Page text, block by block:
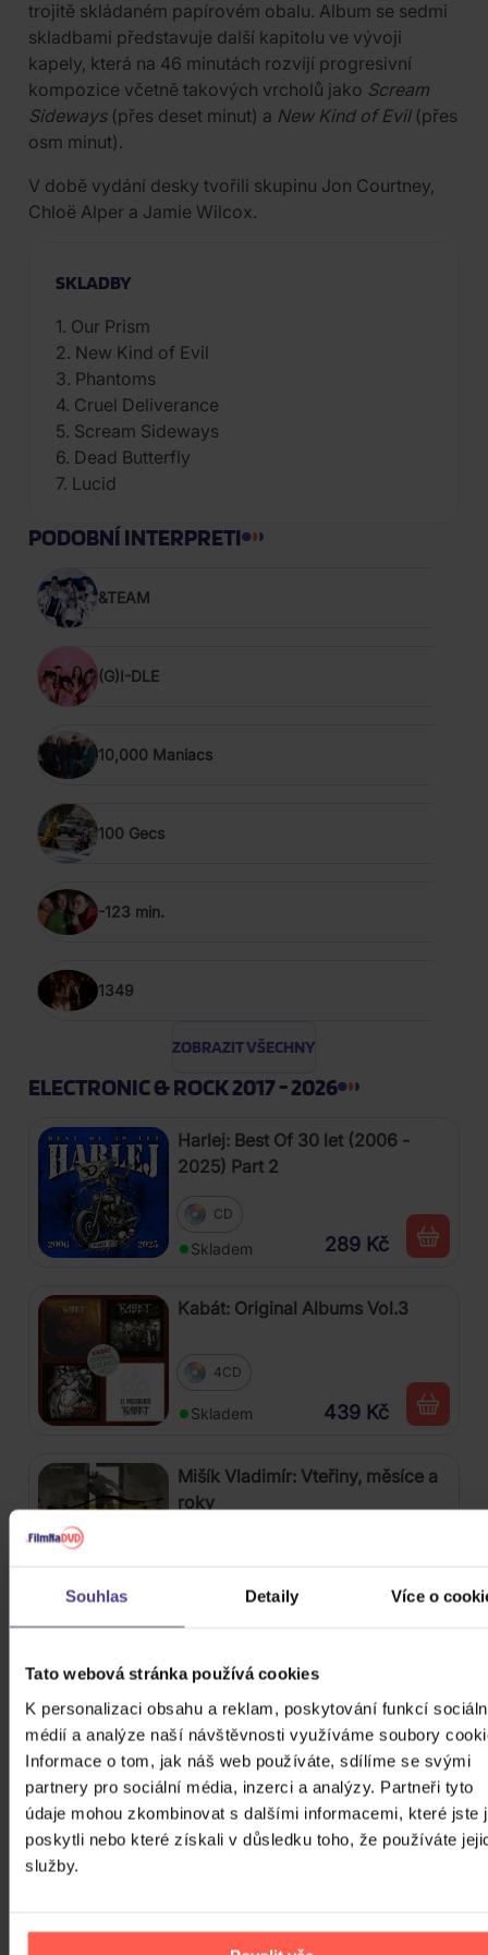
Souhlas Detaily Více o
Tato webová stránka používá cookies
K personalizaci obsahu a reklam, poskytování funkcí
médií a analýze naší návštěvnosti využíváme soubory
Informace o tom, jak náš web používáte, sdílíme se svými
partnery pro sociální média, inzerci a analýzy. Partneři tyto
údaje mohou zkombinovat s dalšími informacemi, které jste
poskytli nebo které získali v důsledku toho, že používáte
služby.
trojitě skládaném papírovém obalu. Album se sedmi
skladbami představuje další kapitolu ve vývoji
kapely, která na 46 minutách rozvíjí progresivní
kompozice včetně takových vrcholů jako Scream
Sideways(přes deset minut) a New Kind of Evil(přes
osm minut).
V době vydání desky tvořili skupinu Jon Courtney,
Chloë Alper a Jamie Wilcox.
SKLADBY
1. Our Prism
2. New Kind of Evil
3. Phantoms
4. Cruel Deliverance
5. Scream Sideways
6. Dead Butterfly
7. Lucid
PODOBNÍ INTERPRETI
&TEAM
(G)I-DLE
10,000 Maniacs
100 Gecs
-123 min.
1349
ZOBRAZIT VŠECHNY
ELECTRONIC & ROCK 2017 - 2026
Harlej: Best Of 30 let (2006 -
2025) Part 2
CD
Skladem 289 Kč
Kabát: Original Albums Vol.3
4CD
Skladem 439 Kč
Mišík Vladimír: Vteřiny, měsíce a
roky
Blue Vinyl)
Vinyl
Skladem 589 Kč
Katseye: Beautiful Chaos